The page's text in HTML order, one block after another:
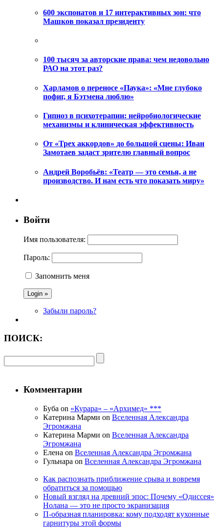
600 экспонатов и 17 интерактивных зон: что
Машков показал президенту
100 тысяч за авторские права: чем недовольно
РАО на этот раз?
Харламов о переносе «Паука»: «Мне глубоко
пофиг, я Бэтмена люблю»
Гипноз в психотерапии: нейробиологические
механизмы и клиническая эффективность
От «Трех аккордов» до большой сцены: Иван
Замотаев задаст зрителю главный вопрос
Андрей Воробьёв: «Театр — это семья, а не
производство. И нам есть что показать миру»
Войти
Имя пользователя:
Пароль:
Запомнить меня
Забыли пароль?
ПОИСК:
Комментарии
Буба on «Курара» – «Архимед» ***
Катерина Марми on Вселенная Александра
Эгромжана
Катерина Марми on Вселенная Александра
Эгромжана
Елена on Вселенная Александра Эгромжана
Гульнара on Вселенная Александра Эгромжана
Как распознать приближение срыва и вовремя
обратиться за помощью
Новый взгляд на древний эпос: Почему «Одиссея»
Нолана — это не просто экранизация
П-образная планировка: кому подходят кухонные
гарнитуры этой формы